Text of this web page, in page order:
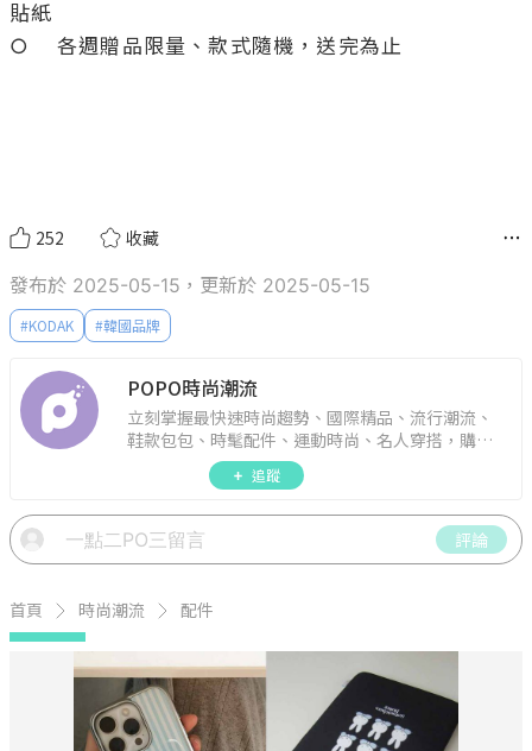
貼紙
○	各週贈品限量、款式隨機，送完為止
252 收藏
發布於 2025-05-15，更新於 2025-05-15
#KODAK #韓國品牌
POPO時尚潮流
立刻掌握最快速時尚趨勢、國際精品、流行潮流、
鞋款包包、時髦配件、運動時尚、名人穿搭，購物
追蹤
評論
首頁 時尚潮流 配件